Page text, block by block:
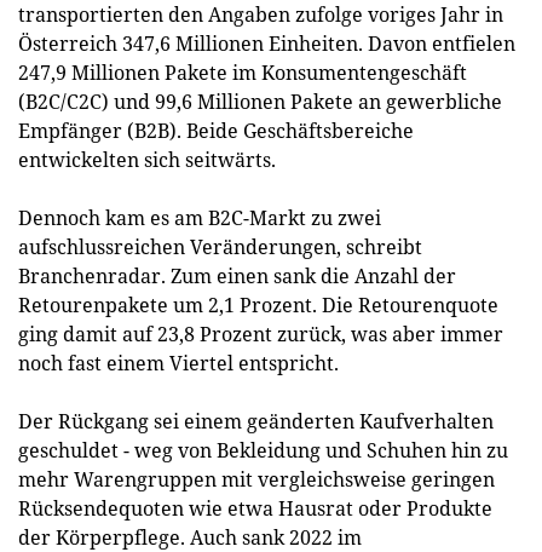
transportierten den Angaben zufolge voriges Jahr in
Österreich 347,6 Millionen Einheiten. Davon entfielen
247,9 Millionen Pakete im Konsumentengeschäft
(B2C/C2C) und 99,6 Millionen Pakete an gewerbliche
Empfänger (B2B). Beide Geschäftsbereiche
entwickelten sich seitwärts.
Dennoch kam es am B2C-Markt zu zwei
aufschlussreichen Veränderungen, schreibt
Branchenradar. Zum einen sank die Anzahl der
Retourenpakete um 2,1 Prozent. Die Retourenquote
ging damit auf 23,8 Prozent zurück, was aber immer
noch fast einem Viertel entspricht.
Der Rückgang sei einem geänderten Kaufverhalten
geschuldet - weg von Bekleidung und Schuhen hin zu
mehr Warengruppen mit vergleichsweise geringen
Rücksendequoten wie etwa Hausrat oder Produkte
der Körperpflege. Auch sank 2022 im